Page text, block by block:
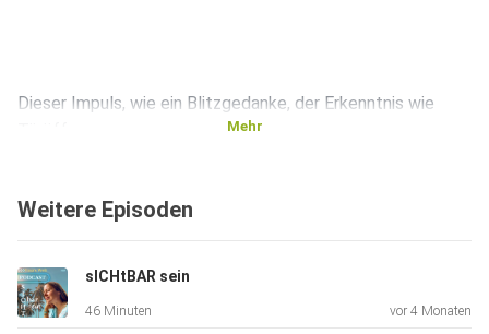
Dieser Impuls, wie ein Blitzgedanke, der Erkenntnis wie
Die Wahrheit will einfach in uns Ausdruck finden und damit
Mehr
Weitere Episoden
sICHtBAR sein
46 Minuten vor 4 Monaten